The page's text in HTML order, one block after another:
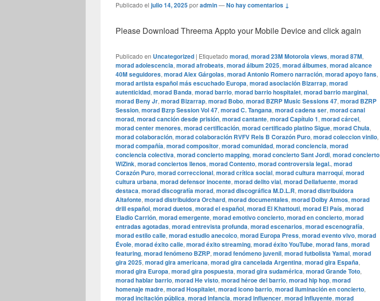
Publicado el julio 14, 2025poradmin—No hay comentarios ↓
Please Download Threema Appto your Mobile Device and click again
Publicado en Uncategorized | Etiquetado morad, morad 23M Motorola views, morad 87M,
morad adolescencia, morad afrobeats, morad álbum 2025, morad álbumes, morad alcance
40M seguidores, morad Alex Gárgolas, morad Antonio Romero narración, morad apoyo fans,
morad artista español más escuchado Europa, morad asociación Bizarrap, morad
autenticidad, morad Banda, morad barrio, morad barrio hospitalet, morad barrio marginal,
morad Beny Jr, morad Bizarrap, morad Bobo, morad BZRP Music Sessions 47, morad BZRP
Session, morad Bzrp Session Vol 47, morad C. Tangana, morad cadena ser, morad canal
morad, morad canción desde prisión, morad cantante, morad Capítulo 1, morad cárcel,
morad center menores, morad certificación, morad certificado platino Sigue, morad Chula,
morad colaboración, morad colaboración RVFV Rels B Corazón Puro, morad coleccion vinilo,
morad compañía, morad compositor, morad comunidad, morad conciencia, morad
conciencia colectiva, morad concierto mapping, morad concierto Sant Jordi, morad concierto
WiZink, morad conciertos llenos, morad Contento, morad controversia legal., morad
Corazón Puro, morad correccional, morad crítica social, morad cultura marroquí, morad
cultura urbana, morad defensor inocente, morad delito vial, morad Dellafuente, morad
destaca, morad discografía morad, morad discográfica M.D.L.R, morad distribuidora
Altafonte, morad distribuidora Orchard, morad documentales, morad Dolby Atmos, morad
drill español, morad duetos, morad el español, morad El Khattouti, morad El País, morad
Eladio Carrión, morad emergente, morad emotivo concierto, morad en concierto, morad
entradas agotadas, morad entrevista profunda, morad escenarios, morad escenografía,
morad estilo calle, morad estudio anecoico, morad Europa Press, morad evento vivo, morad
Évole, morad éxito calle, morad éxito streaming, morad éxito YouTube, morad fans, morad
featuring, morad fenómeno BZRP, morad fenómeno juvenil, morad futbolista Yamal, morad
gira 2025, morad gira americana, morad gira cancelada Argentina, morad gira España,
morad gira Europa, morad gira pospuesta, morad gira sudamérica, morad Grande Toto,
morad hablar barrio, morad He visto, morad héroe del barrio, morad hip hop, morad
homenaje madre, morad Hospitalet, morad icono barrio, morad iluminación en concierto,
morad incitación pública, morad infancia, morad influencer, morad influyente, morad